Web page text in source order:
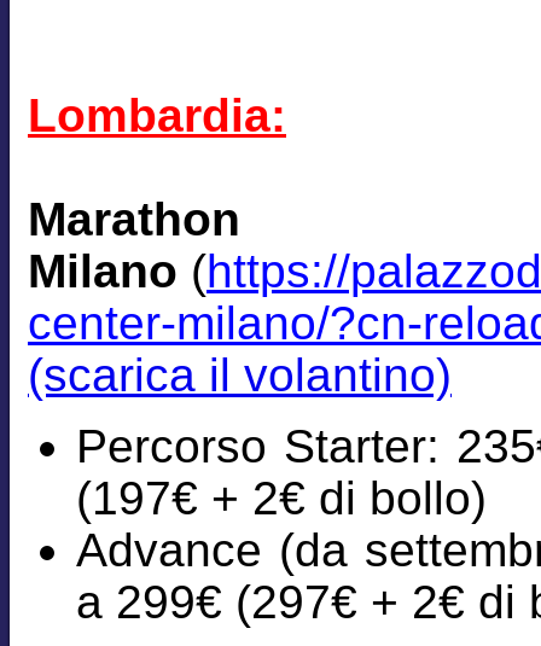
Lombardia:
Milano (https://
center-milano/?cn-
(scarica il volantino)
Percorso Starter:
(197€ + 2€ di bollo)
Advance (da
a 299€ (297€ + 2€ di